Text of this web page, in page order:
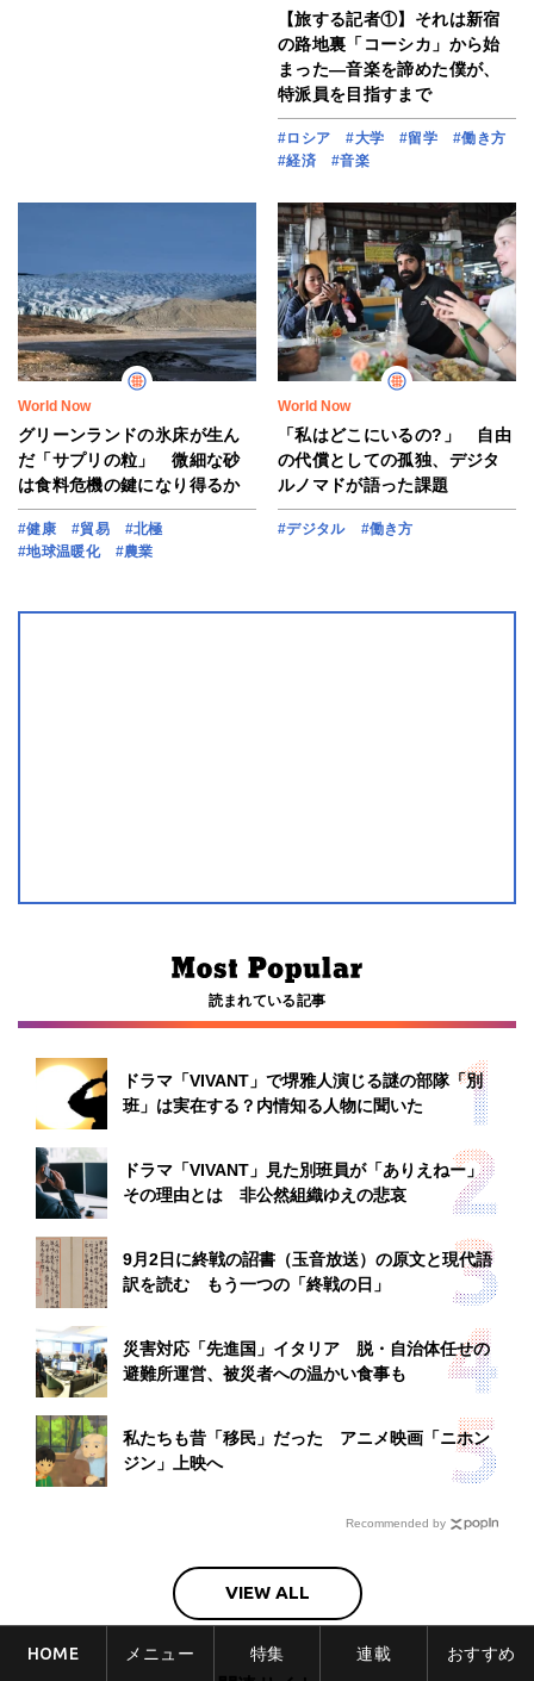
【旅する記者①】それは新宿
の路地裏「コーシカ」から始
まった―音楽を諦めた僕が、
特派員を目指すまで
#ロシア #大学 #留学
#働き方
#経済
#音楽
World Now
グリーンランドの氷床が生ん
だ「サプリの粒」 微細な砂
は食料危機の鍵になり得るか
#健康 #貿易
#北極
#地球温暖化
#農業
World Now
「私はどこにいるの?」 自由
の代償としての孤独、デジタ
ルノマドが語った課題
#デジタル #働き方
読まれている記事
ドラマ「VIVANT」で堺雅人演じる謎の部隊「別
班」は実在する？内情知る人物に聞いた
ドラマ「VIVANT」見た別班員が「ありえねー」
その理由とは 非公然組織ゆえの悲哀
9月2日に終戦の詔書（玉音放送）の原文と現代語
訳を読む もう一つの「終戦の日」
災害対応「先進国」イタリア 脱・自治体任せの
避難所運営、被災者への温かい食事も
私たちも昔「移民」だった アニメ映画「ニホン
ジン」上映へ
Recommended by
VIEW ALL
HOME メニュー 特集 連載 おすすめ